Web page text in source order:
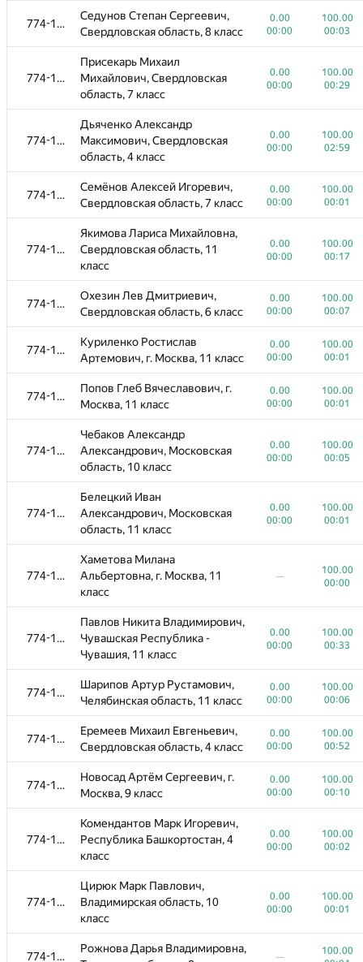
774-1096
Седунов Степан Сергеевич,
Свердловская область, 8 класс
0.00
00:00
100.00
00:03
774-1096
Присекарь Михаил
Михайлович, Свердловская
область, 7 класс
0.00
00:00
100.00
00:29
774-1096
Дьяченко Александр
Максимович, Свердловская
область, 4 класс
0.00
00:00
100.00
02:59
774-1096
Семёнов Алексей Игоревич,
Свердловская область, 7 класс
0.00
00:00
100.00
00:01
774-1096
Якимова Лариса Михайловна,
Свердловская область, 11
класс
0.00
00:00
100.00
00:17
774-1096
Охезин Лев Дмитриевич,
Свердловская область, 6 класс
0.00
00:00
100.00
00:07
774-1096
Куриленко Ростислав
Артемович, г. Москва, 11 класс
0.00
00:00
100.00
00:01
774-1096
Попов Глеб Вячеславович, г.
Москва, 11 класс
0.00
00:00
100.00
00:01
774-1096
Чебаков Александр
Александрович, Московская
область, 10 класс
0.00
00:00
100.00
00:05
774-1096
Белецкий Иван
Александрович, Московская
область, 11 класс
0.00
00:00
100.00
00:01
774-1096
Хаметова Милана
Альбертовна, г. Москва, 11
класс
—
100.00
00:00
774-1096
Павлов Никита Владимирович,
Чувашская Республика -
Чувашия, 11 класс
0.00
00:00
100.00
00:33
774-1096
Шарипов Артур Рустамович,
Челябинская область, 11 класс
0.00
00:00
100.00
00:06
774-1096
Еремеев Михаил Евгеньевич,
Свердловская область, 4 класс
0.00
00:00
100.00
00:52
774-1096
Новосад Артём Сергеевич, г.
Москва, 9 класс
0.00
00:00
100.00
00:10
774-1096
Комендантов Марк Игоревич,
Республика Башкортостан, 4
класс
0.00
00:00
100.00
00:02
774-1096
Цирюк Марк Павлович,
Владимирская область, 10
класс
0.00
00:00
100.00
00:01
774-1096
Рожнова Дарья Владимировна,
—
100.00
Участник
0/1142 1126/1535
Кадочников Георгий
Владимирович, Свердловская
область, 9 класс
00:00
01:07
Ибрагимов Арслан
Зиннурович, Свердловская
область, 10 класс
00:05
Гвоздарева Екатерина
Сергеевна, Астраханская
область, 10 класс
00:00
00:02
Ганшина Екатерина
Андреевна, Санкт-Петербург,
11 класс
00:00
00:29
Гуськов Антон Александрович,
Свердловская область, 10
класс
0.00
100.00
Красиков Максим Сергеевич,
Свердловская область, 5 класс
0.00
00:00
100.00
00:02
Юлдашева Ксения
Дмитриевна, Свердловская
область, 6 класс
0.00
100.00
Хитрин Артём Сергеевич,
Краснодарский край, 10 класс
0.00
100.00
774-1096
Ныйкин Антон Игоревич, г.
100.00